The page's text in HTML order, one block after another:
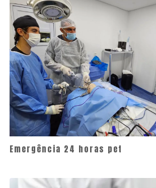
Emergência 24 horas pet